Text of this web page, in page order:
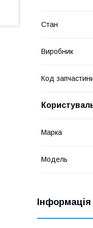
Стан
Виробник
Код
Марка
Модель